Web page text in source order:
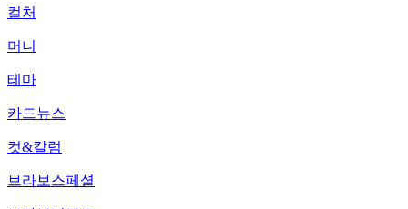
컬처
머니
테마
카드뉴스
컷&칼럼
브라보스페셜